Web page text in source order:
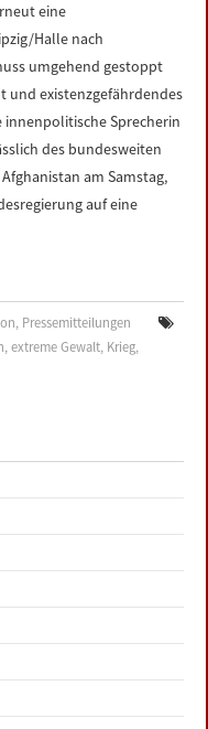
eine
Halle nach
umgehend gestoppt
und existenzgefährdendes
innenpolitische Sprecherin
des bundesweiten
am Samstag,
auf eine
, Pressemitteilungen
,extreme Gewalt, Krieg,